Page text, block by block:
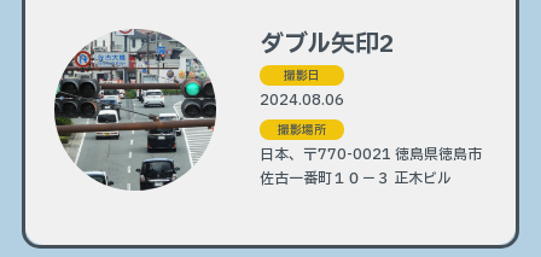
ダブル矢印2
撮影日
2024.08.06
撮影場所
日本、〒770-0021 徳島県徳島市
佐古一番町１０−３ 正木ビル